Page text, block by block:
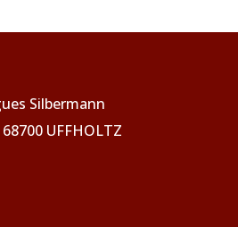
Silbermann
UFFHOLTZ